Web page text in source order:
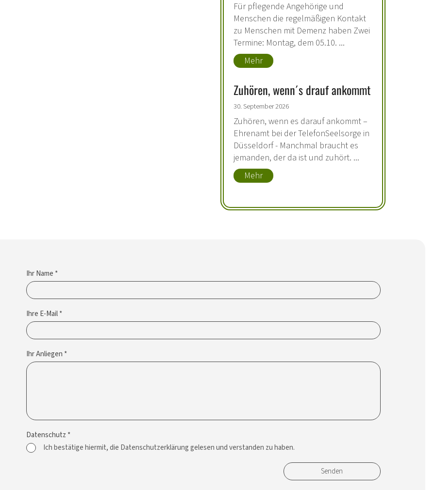
Für pflegende Angehörige und
Menschen die regelmäßigen Kontakt
zu Menschen mit Demenz haben Zwei
Termine: Montag, dem 05.10. ...
Mehr
Zuhören, wenn´s drauf ankommt
30. September 2026
Zuhören, wenn es darauf ankommt –
Ehrenamt bei der TelefonSeelsorge in
Düsseldorf - Manchmal braucht es
jemanden, der da ist und zuhört. ...
Mehr
Ihr Name *
Ihre E-Mail *
Ihr Anliegen *
Datenschutz *
Ich bestätige hiermit, die Datenschutzerklärung gelesen und verstanden zu haben.